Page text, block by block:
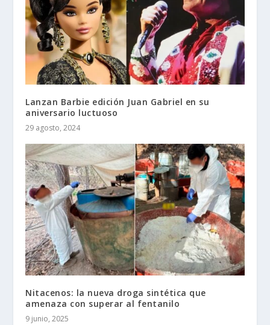
Lanzan Barbie edición Juan Gabriel en su
aniversario luctuoso
29 agosto, 2024
Nitacenos: la nueva droga sintética que
amenaza con superar al fentanilo
9 junio, 2025